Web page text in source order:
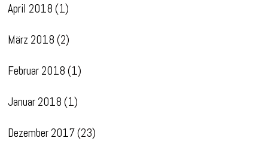
April 2018 (1)
März 2018 (2)
Februar 2018 (1)
Januar 2018 (1)
Dezember 2017(23)